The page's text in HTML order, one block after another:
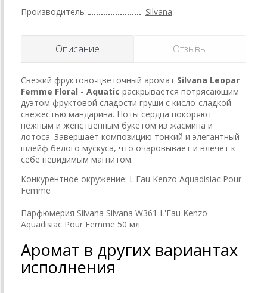
Производитель Silvana
Описание Отзывы
Свежий фруктово-цветочный аромат Silvana Leopar
Femme Floral - Aquatic раскрывается потрясающим
дуэтом фруктовой сладости груши с кисло-сладкой
свежестью мандарина. Ноты сердца покоряют
нежным и женственным букетом из жасмина и
лотоса. Завершает композицию тонкий и элегантный
шлейф белого мускуса, что очаровывает и влечет к
себе невидимым магнитом.
Конкурентное окружение: L'Eau Kenzo Aquadisiac Pour
Femme
Парфюмерия Silvana Silvana W361 L'Eau Kenzo
Aquadisiac Pour Femme 50 мл
Аромат в других вариантах
исполнения